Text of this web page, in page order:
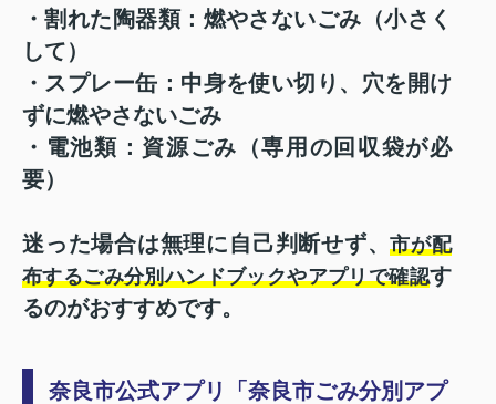
・割れた陶器類：燃やさないごみ（小さく
して）
・スプレー缶：中身を使い切り、穴を開け
ずに燃やさないごみ
・電池類：資源ごみ（専用の回収袋が必
要）
迷った場合は無理に自己判断せず、市が配
布するごみ分別ハンドブックやアプリで確認す
るのがおすすめです。
奈良市公式アプリ「奈良市ごみ分別アプ